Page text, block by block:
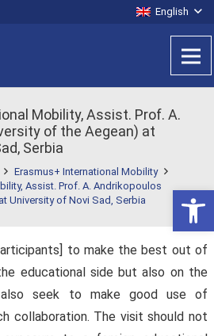
English
Mobility, Assist. Prof. A.
of the Aegean) at
Serbia
Erasmus+ International Mobility
Assist. Prof. A. Andrikopoulos
University of Novi Sad, Serbia
to make the best out of
educational side but also on the
also seek to make good use of
collaboration. The visit should not